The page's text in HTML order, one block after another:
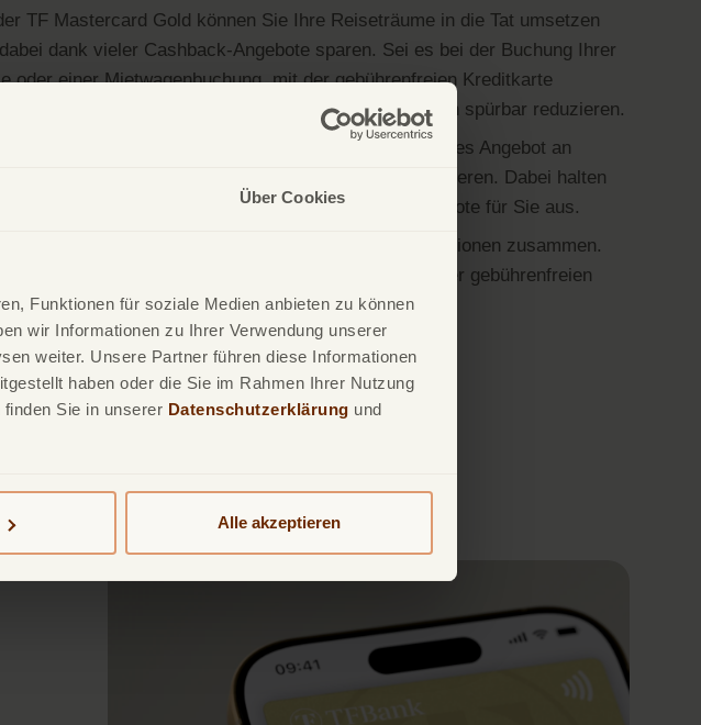
Über Cookies
Funktionen für soziale Medien anbieten zu können
wir Informationen zu Ihrer Verwendung unserer
weiter. Unsere Partner führen diese Informationen
haben oder die Sie im Rahmen Ihrer Nutzung
Sie in unserer Datenschutzerklärung und
Alle akzeptieren
TF Mastercard Gold können Sie Ihre Reiseträume in die Tat umsetzen
dank vieler Cashback-Angebote sparen. Sei es bei der Buchung Ihrer
oder einer Mietwagenbuchung, mit der gebührenfreien Kreditkarte
Sie von Rückvergütungen, die Ihre Urlaubskosten spürbar reduzieren.
Reise-Cashback-Vorteilen kommt zudem unser breites Angebot an
für selektive Marken hinzu, die mit uns kooperieren. Dabei halten
stehts an Ihr Feedback und suchen relevante Angebote für Sie aus.
fasst für Sie alle Angebote und Aktionen zusammen.
sie noch mehr Möglichkeiten für den Einsatz Ihrer gebührenfreien
mit Limit.
Mastercard beantragen